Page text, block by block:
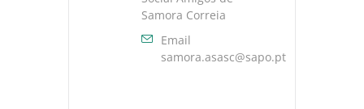
Samora Correia
Email
samora.asasc@sapo.pt